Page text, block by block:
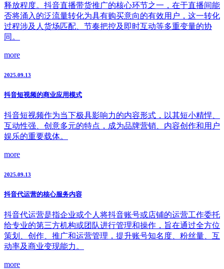
释放程度。抖音直播带货推广的核心环节之一，在于直播间能
否将涌入的泛流量转化为具有购买意向的有效用户，这一转化
过程涉及人货场匹配、节奏把控及即时互动等多重变量的协
同。
more
2025.09.13
抖音短视频的商业应用模式
抖音短视频作为当下极具影响力的内容形式，以其短小精悍、
互动性强、创意多元的特点，成为品牌营销、内容创作和用户
娱乐的重要载体。
more
2025.09.13
抖音代运营的核心服务内容
抖音代运营是指企业或个人将抖音账号或店铺的运营工作委托
给专业的第三方机构或团队进行管理和操作，旨在通过全方位
策划、创作、推广和运营管理，提升账号知名度、粉丝量、互
动率及商业变现能力。
more